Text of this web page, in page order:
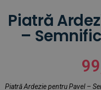
Piatră
–
Piatră Ardezie pentru Pavel –